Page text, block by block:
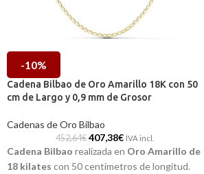
-10%
Cadena Bilbao de Oro Amarillo 18K con 50
cm de Largo y 0,9 mm de Grosor
Cadenas de Oro Bilbao
452,64€ 407,38€ IVA incl.
Cadena Bilbao realizada en Oro Amarillo de
18 kilates con 50 centímetros de longitud.